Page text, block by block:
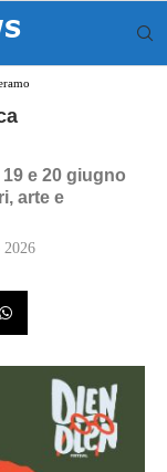
e 20 giugno
arte e
2026